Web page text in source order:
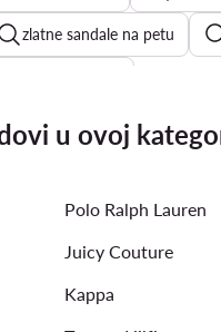
zlatne sandale na petu
Kappa tenisice ženske
u ovoj
Polo Ralph Lauren
Juicy Couture
Kappa